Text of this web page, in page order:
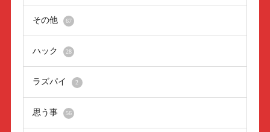
その他 67
ハック 28
ラズパイ 2
思う事 56